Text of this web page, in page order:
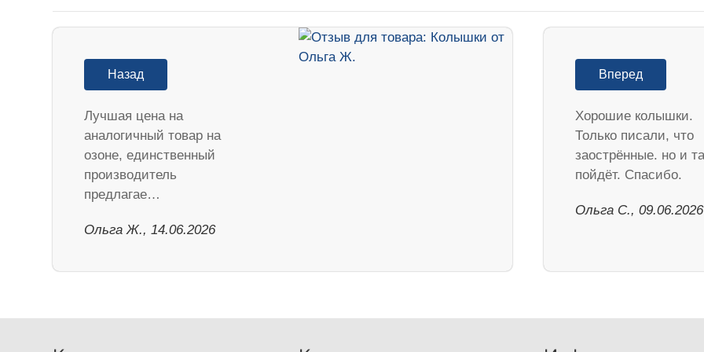
Назад
Лучшая цена на
аналогичный товар на
озоне, единственный
производитель
предлагае…
Ольга Ж., 14.06.2026
Вперед
Хорошие колышки.
Только писали, что
заострённые. но и
пойдёт. Спасибо.
Ольга С., 09.06.2026